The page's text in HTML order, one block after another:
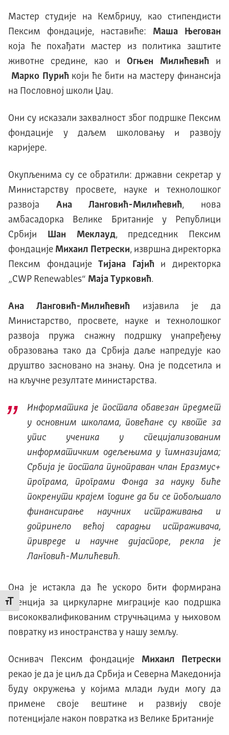
Промени величину слова
Мастер студије на Kембриџу, као стипендисти
Пексим фондације, наставиће: Маша Његован
која ће похађати мастер из политика заштите
животне средине, као и Огњен Милићевић и
Марко Пурићкоји ће бити на мастеру финансија
на Пословној школи Џаџ.
Они су исказали захвалност због подршке Пексим
фондације у даљем школовању и развоју
каријере.
Окупљенима су се обратили: државни секретар у
Министарству просвете, науке и технолошког
развоја Ана Ланговић-Милићевић, нова
амбасадорка Велике Британије у Републици
Србији
Шан Меклауд, председник Пексим
фондације Михаил Петрески, извршна директорка
Пексим фондације
Тијана Гајићи директорка
„CWP Renewables“ Маја Турковић.
Ана Ланговић-Милићевић изјавила је да
Министарство, просвете, науке и технолошког
развоја пружа снажну подршку унапређењу
образовања тако да Србија даље напредује као
друштво засновано на знању. Она је подсетила и
на кључне резултате министарства.
Информатика је постала обавезан предмет
у основним школама, повећане су квоте за
упис ученика у специјализованим
информатичким одељењима у гимназијама;
Србија је постала пуноправан члан Еразмус+
програма, програми Фонда за науку биће
покренути крајем године да би се побољшало
финансирање научних истраживања и
допринело већој сарадњи истраживача,
привреде и научне дијаспоре, рекла је
Ланговић-Милићевић.
Она је истакла да ће ускоро бити формирана
Агенција за циркуларне миграције као подршка
висококвалификованим стручњацима у њиховом
повратку из иностранства у нашу земљу.
Оснивач Пексим фондације Михаил Петрески
рекао је да је циљ да Србија и Северна Македонија
буду окружења у којима млади људи могу да
примене своје вештине и развију своје
потенцијале након повратка из Велике Британије